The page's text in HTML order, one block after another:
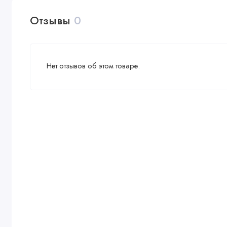
Диаметр передних колес: 24 см
Диаметр задних колёс: 30 см
Отзывы 0
Нет отзывов об этом товаре.